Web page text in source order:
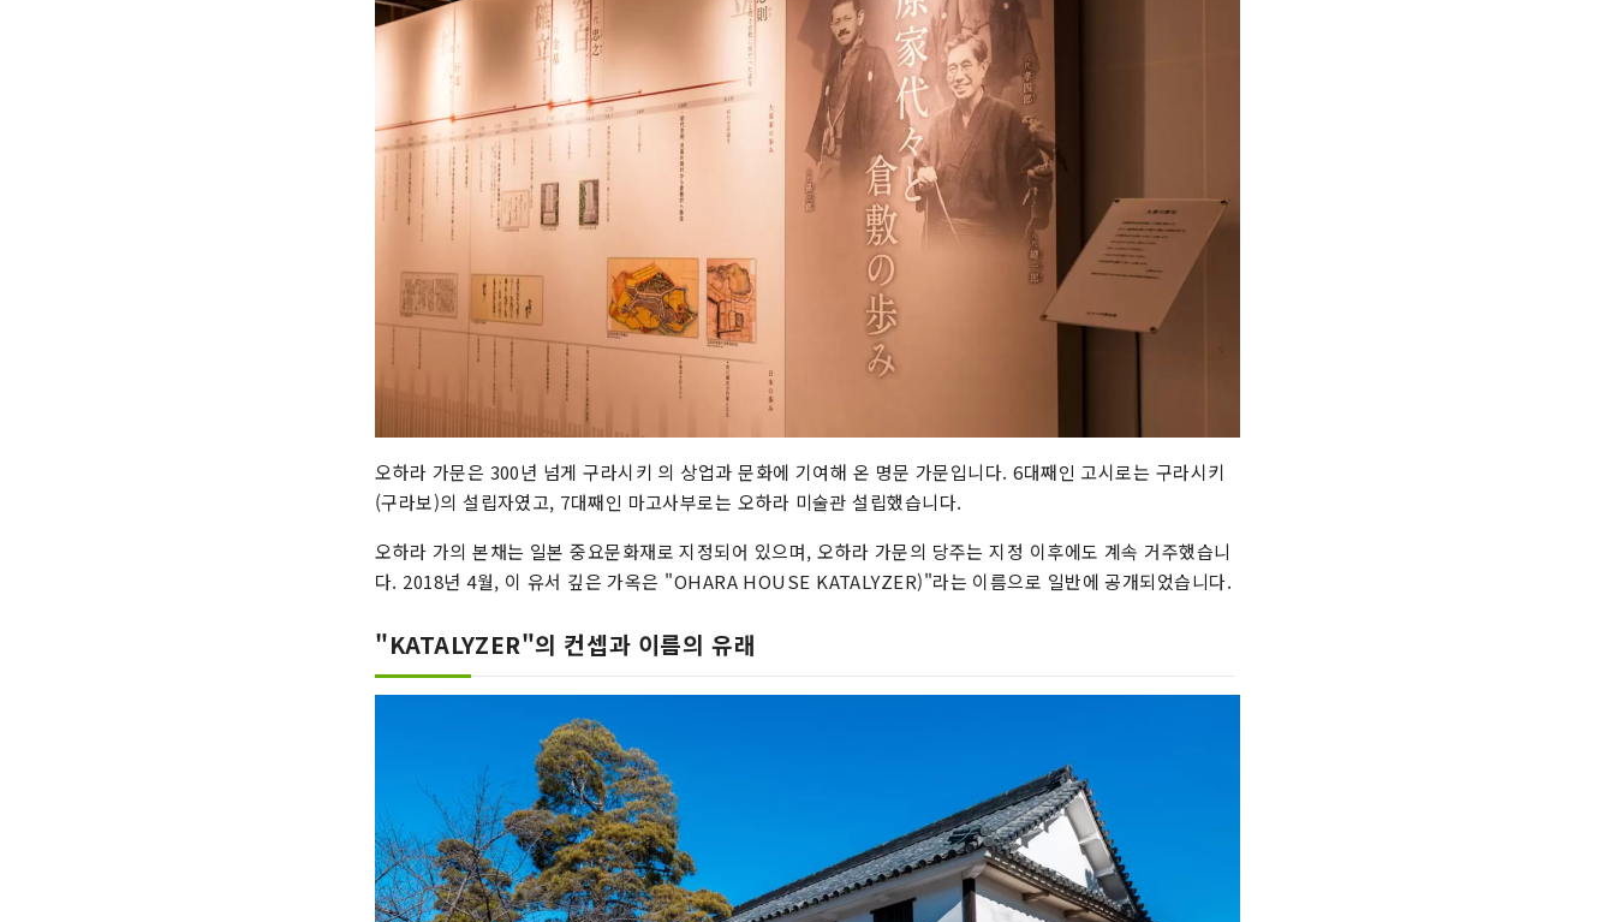
오하라 가문은 300년 넘게 구라시키 의 상업과 문화에 기여해 온 명문 가문입니다. 6대째인 고시로는 구라시키
(구라보)의 설립자였고, 7대째인 마고사부로는 오하라 미술관 설립했습니다.
오하라 가의 본채는 일본 중요문화재로 지정되어 있으며, 오하라 가문의 당주는 지정 이후에도 계속 거주했습니
다. 2018년 4월, 이 유서 깊은 가옥은 "OHARA HOUSE KATALYZER)"라는 이름으로 일반에 공개되었습니다.
"KATALYZER"의 컨셉과 이름의 유래